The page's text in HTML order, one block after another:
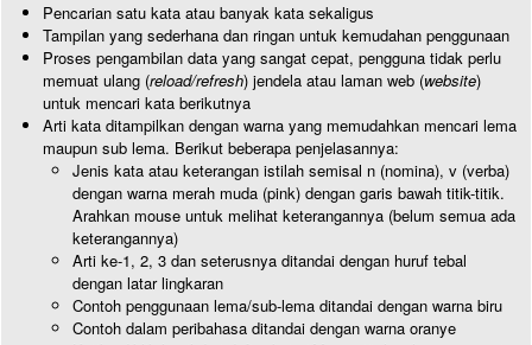
Pencarian satu kata atau banyak kata sekaligus
Tampilan yang sederhana dan ringan untuk kemudahan penggunaan
Proses pengambilan data yang sangat cepat, pengguna tidak perlu
memuat ulang (reload/refresh) jendela atau laman web (website)
untuk mencari kata berikutnya
Arti kata ditampilkan dengan warna yang memudahkan mencari lema
maupun sub lema. Berikut beberapa penjelasannya:
Jenis kata atau keterangan istilah semisal n (nomina), v (verba)
dengan warna merah muda (pink) dengan garis bawah titik-titik.
Arahkan mouse untuk melihat keterangannya (belum semua ada
keterangannya)
Arti ke-1, 2, 3 dan seterusnya ditandai dengan huruf tebal
dengan latar lingkaran
Contoh penggunaan lema/sub-lema ditandai dengan warna biru
Contoh dalam peribahasa ditandai dengan warna oranye